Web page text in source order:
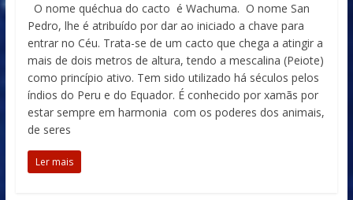
O nome quéchua do cacto é Wachuma. O nome San
Pedro, lhe é atribuído por dar ao iniciado a chave para
entrar no Céu. Trata-se de um cacto que chega a atingir a
mais de dois metros de altura, tendo a mescalina (Peiote)
como princípio ativo. Tem sido utilizado há séculos pelos
índios do Peru e do Equador. É conhecido por xamãs por
estar sempre em harmonia com os poderes dos animais,
de seres
Ler mais